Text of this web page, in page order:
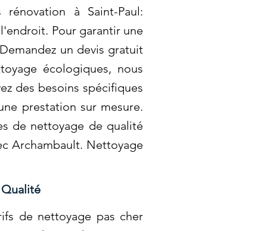
à Saint-Paul:
Pour garantir une
un devis gratuit
écologiques, nous
des besoins spécifiques
prestation sur mesure.
de nettoyage de qualité
Archambault. Nettoyage
de nettoyage pas cher